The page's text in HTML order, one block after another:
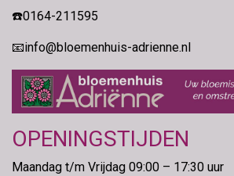
☎️0164-211595
📧info@bloemenhuis-adrienne.nl
OPENINGSTIJDEN
Maandag t/m Vrijdag 09:00 – 17:30 uur